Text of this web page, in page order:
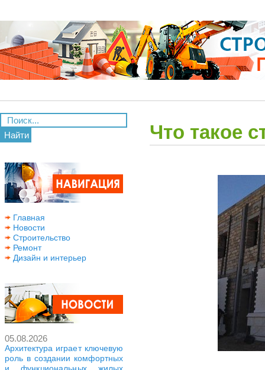
Найти
Главная
Новости
Строительство
Ремонт
Дизайн и интерьер
05.08.2026
Архитектура играет ключевую
роль в создании комфортных
Что такое